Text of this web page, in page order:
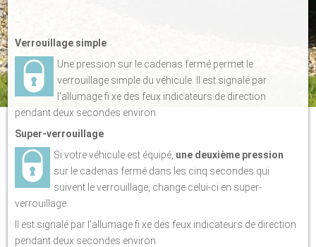
Verrouillage simple
Une pression sur le cadenas fermé permet le
verrouillage simple du véhicule. Il est signalé par
l'allumage fi xe des feux indicateurs de direction
pendant deux secondes environ.
Super-verrouillage
Si votre véhicule est équipé, une deuxième pression
sur le cadenas fermé dans les cinq secondes qui
suivent le verrouillage, change celui-ci en super-
verrouillage.
Il est signalé par l'allumage fi xe des feux indicateurs de direction
pendant deux secondes environ.